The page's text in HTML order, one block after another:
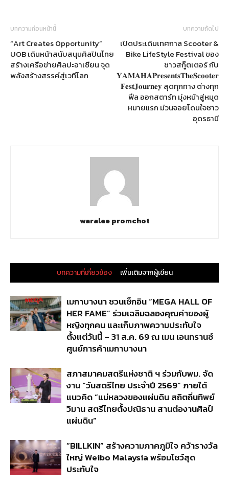
บทความก่อนหน้านี้
“Art Creates Opportunity”
UOB เดินหน้าสนับสนุนศิลปินไทย
สร้างเครือข่ายศิลปะอาเซียน จุด
พลังสร้างสรรค์สู่เวทีโลก
บทความถัดไป
เปิดประเดิมเทศกาล Scooter &
Bike LifeStyle Festival ของ
ชาวสกู๊ตเตอร์ กับ
𝐘𝐀𝐌𝐀𝐇𝐀𝐏𝐫𝐞𝐬𝐞𝐧𝐭𝐬𝐓𝐡𝐞𝐒𝐜𝐨𝐨𝐭𝐞𝐫
𝐅𝐞𝐬𝐭𝐉𝐨𝐮𝐫𝐧𝐞𝐲 สุดทุกทาง ต่างทุก
ฟีล ออกสตาร์ท มุ่งหน้าสู่หมุด
หมายแรก ม่วนจอยโดนใจชาว
อุดรธานี
waralee promchot
บทความที่เกี่ยวข้อง เพิ่มเติมจากผู้เขียน
เมกาบางนา ชวนเช็กอิน “MEGA HALL OF
HER FAME” ร่วมเฉลิมฉลองคุณค่าของผู้
หญิงทุกคน และเก็บภาพความประทับใจ
ตั้งแต่วันนี้ – 31 ส.ค. 69 ณ เมน เอนทรานซ์
ศูนย์การค้าเมกาบางนา
สภาสมาคมสตรีแห่งชาติ ฯ ร่วมกับพม. จัด
งาน “วันสตรีไทย ประจำปี 2569” ภายใต้
แนวคิด “แม่หลวงของแผ่นดิน สถิตถิ่นทิพย์
วิมาน สตรีไทยตั้งปณิธาน สานต่องานศิลป์
แผ่นดิน”
“BILLKIN” สร้างความภาคภูมิใจ คว้ารางวัล
ใหญ่ Weibo Malaysia พร้อมโชว์สุด
ประทับใจ